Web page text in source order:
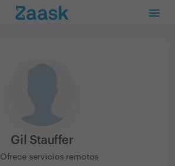
Gil Stauffer
Ofrece servicios remotos